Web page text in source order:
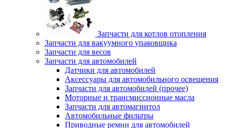
Запчасти для котлов отопления
Запчасти для вакуумного упаковщика
Запчасти для весов
Запчасти для автомобилей
Датчики для автомобилей
Аксессуары для автомобильного освещения
Запчасти для автомобилей (прочее)
Моторные и трансмиссионные масла
Запчасти для автомагнитол
Автомобильные фильтры
Приводные ремни для автомобилей